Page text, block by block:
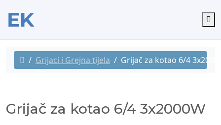
Grijaci i Grejna tijela Grijač za kotao 6/4
Grijač za kotao 6/4 3x2000W